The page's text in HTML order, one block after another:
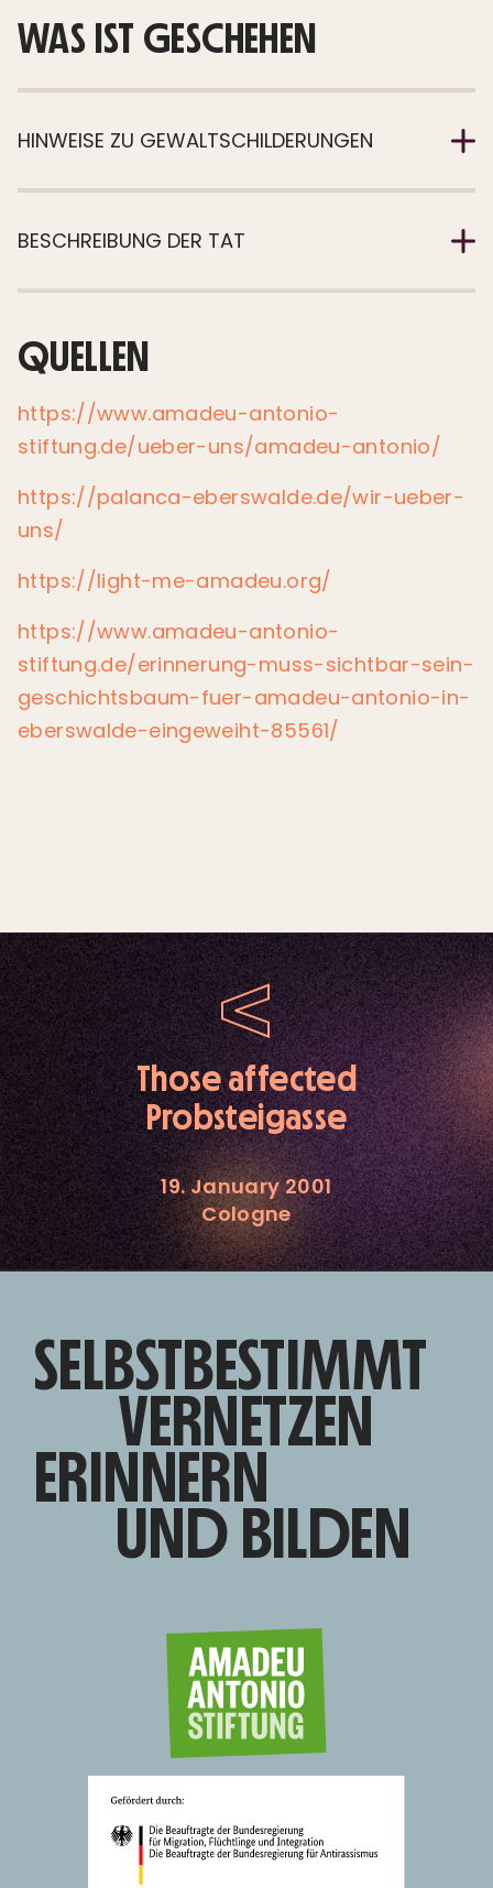
WAS IST GESCHEHEN
HINWEISE ZU GEWALTSCHILDERUNGEN
BESCHREIBUNG DER TAT
QUELLEN
https://www.amadeu-antonio-
stiftung.de/ueber-uns/amadeu-antonio/
https://palanca-eberswalde.de/wir-ueber-
uns/
https://light-me-amadeu.org/
https://www.amadeu-antonio-
stiftung.de/erinnerung-muss-sichtbar-sein-
geschichtsbaum-fuer-amadeu-antonio-in-
eberswalde-eingeweiht-85561/
Those affected
Probsteigasse
19. January 2001
Cologne
SELBSTBESTIMMT
VERNETZEN
ERINNERN
UND BILDEN